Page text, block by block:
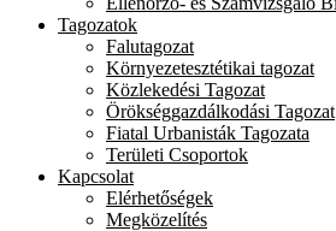
Tagozatok
Falutagozat
Környezetesztétikai tagozat
Közlekedési Tagozat
Örökséggazdálkodási Tagozat
Fiatal Urbanisták Tagozata
Területi Csoportok
Kapcsolat
Elérhetőségek
Megközelítés